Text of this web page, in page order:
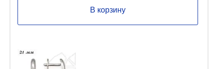
В корзину